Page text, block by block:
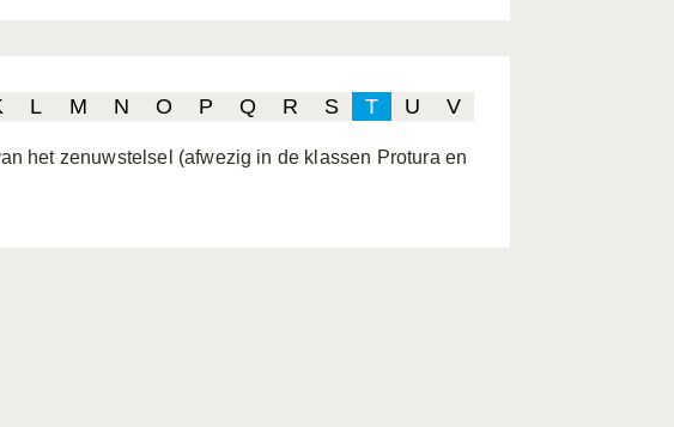
L M N O P Q R S T U V
het zenuwstelsel (afwezig in de klassen Protura en